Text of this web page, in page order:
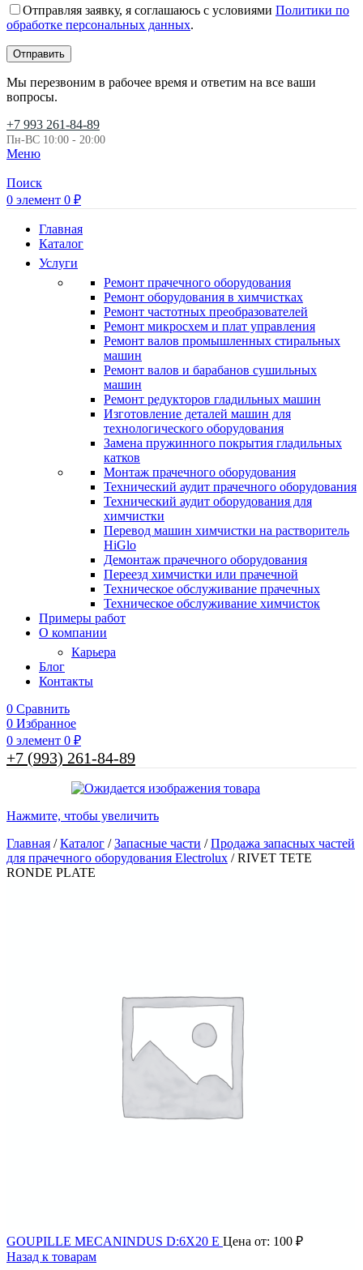
Отправляя заявку, я соглашаюсь с условиями Политики по
обработке персональных данных.
Мы перезвоним в рабочее время и ответим на все ваши
вопросы.
+7 993 261-84-89
Пн-ВС 10:00 - 20:00
Меню
Поиск
0 элемент 0 ₽
Главная
Каталог
Услуги
Ремонт прачечного оборудования
Ремонт оборудования в химчистках
Ремонт частотных преобразователей
Ремонт микросхем и плат управления
Ремонт валов промышленных стиральных
машин
Ремонт валов и барабанов сушильных
машин
Ремонт редукторов гладильных машин
Изготовление деталей машин для
технологического оборудования
Замена пружинного покрытия гладильных
катков
Монтаж прачечного оборудования
Технический аудит прачечного оборудования
Технический аудит оборудования для
химчистки
Перевод машин химчистки на растворитель
HiGlo
Демонтаж прачечного оборудования
Переезд химчистки или прачечной
Техническое обслуживание прачечных
Техническое обслуживание химчисток
Примеры работ
О компании
Карьера
Блог
Контакты
0 Сравнить
0 Избранное
0 элемент 0 ₽
+7 (993) 261-84-89
Нажмите, чтобы увеличить
Главная /Каталог /Запасные части /Продажа запасных частей
для прачечного оборудования Electrolux /RIVET TETE
RONDE PLATE
GOUPILLE MECANINDUS D:6X20 E Цена от: 100 ₽
Назад к товарам